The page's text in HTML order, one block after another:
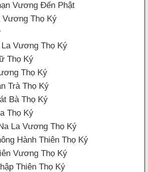
Vương Đến Phật
Vương Thọ Ký
Vương Thọ Ký
Thọ Ký
Thọ Ký
Trà Thọ Ký
Bà Thọ Ký
Thọ Ký
La Vương Thọ Ký
Hành Thiên Thọ Ký
Vương Thọ Ký
Thiên Thọ Ký